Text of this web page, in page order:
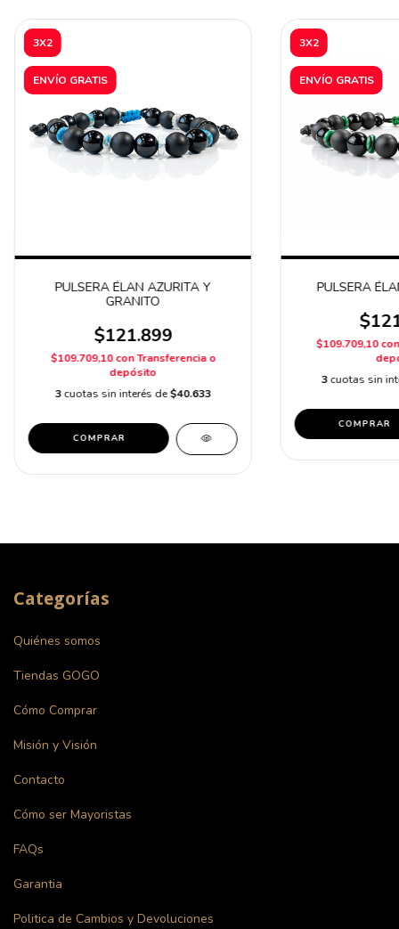
3X2
ENVÍO GRATIS
PULSERA ÉLAN AZURITA Y
GRANITO
$121.899
$109.709,10conTransferencia o
depósito
3cuotas sin interés de$40.633
COMPRAR
3X2
ENVÍO GRATIS
PULSERA
$109.709,10con
3 cuotas sin
COMPRAR
Categorías
Quiénes somos
Tiendas GOGO
Cómo Comprar
Misión y Visión
Contacto
Cómo ser Mayoristas
FAQs
Garantia
Politica de Cambios y Devoluciones